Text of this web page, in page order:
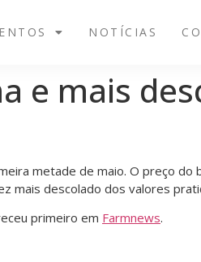
NOTÍCIAS
e mais
metade de maio. O preço do
mais descolado dos valores
primeiro em Farmnews.